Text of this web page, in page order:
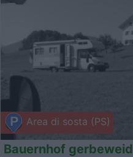
Area di sosta (PS)
Bauernhof gerbeweid